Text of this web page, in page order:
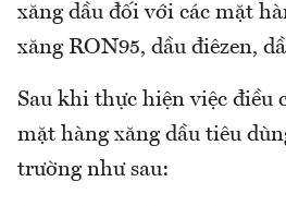
xăng dầu đối với các mặt
xăng RON95, dầu điêzen,
Sau khi thực hiện việc điều
mặt hàng xăng dầu tiêu
trường như sau: